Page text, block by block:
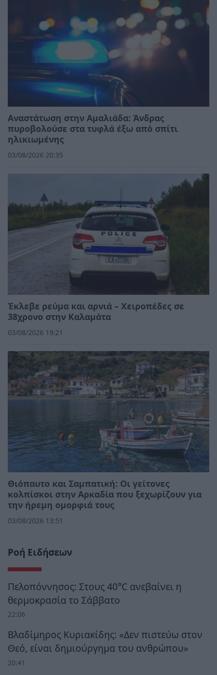
Αναστάτωση στην Αμαλιάδα: Άνδρας
πυροβολούσε στα τυφλά έξω από σπίτι
ηλικιωμένης
03/08/2026 20:35
Έκλεβε ρεύμα και αρνιά – Χειροπέδες σε
38χρονο στην Καλαμάτα
03/08/2026 19:21
Θιόπαυτο και Σαμπατική: Οι γείτονες
κολπίσκοι στην Αρκαδία που ξεχωρίζουν για
την ήρεμη ομορφιά τους
03/08/2026 13:51
Ροή Ειδήσεων
Πελοπόννησος: Στους 40°C ανεβαίνει η
θερμοκρασία το Σάββατο
22:06
Βλαδίμηρος Κυριακίδης: «Δεν πιστεύω στον
Θεό, είναι δημιούργημα του ανθρώπου»
20:41